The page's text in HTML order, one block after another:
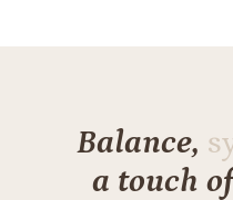
Balance,
a touch of